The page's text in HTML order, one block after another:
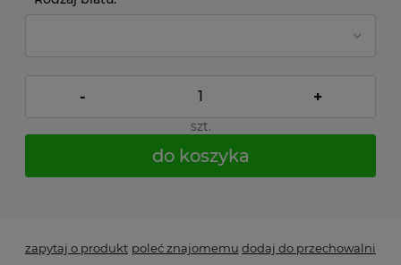
- +
szt.
do koszyka
zapytaj o produkt poleć znajomemu dodaj do przechowalni